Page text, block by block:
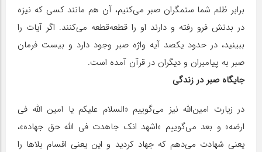
برابر ظلم شما ستمگران صبر می‌کنیم، آن هم مانند کسی که نیزه
در بدنش فرو رفته و دارند او را قطعه‌قطعه می‌کنند. اگر آیات را
ببینید، در حدود یکصد آیه واژه صبر وجود دارد و بیست فرمان
صبر به پیامبران و دیگران در قرآن آمده است.
جایگاه صبر در زندگی
در زیارت امین‌الله نیز می‌گوییم «السلام علیکم یا امین الله فی
ارضه» و بعد می‌گوییم «اشهد انک جاهدت فی الله حق جهاده»،
یعنی شهادت می‌دهم که جهاد کردید و این یعنی اقسام بلاها را